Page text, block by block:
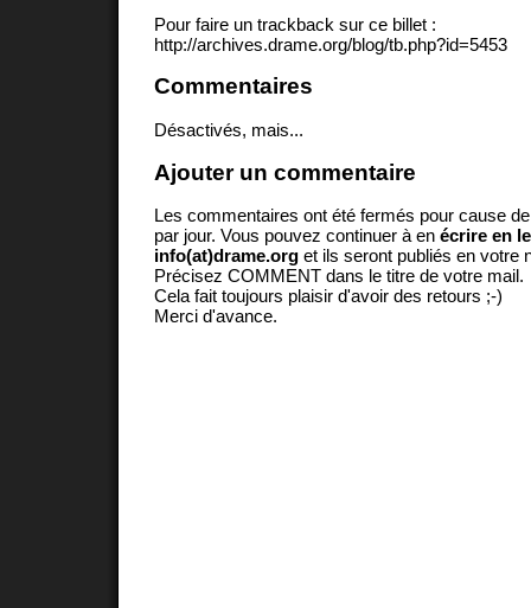
Pour faire un trackback sur ce billet :
http://archives.drame.org/blog/tb.php?id=5453
Commentaires
Désactivés, mais...
Ajouter un commentaire
Les commentaires ont été fermés pour cause
par jour. Vous pouvez continuer à en écrire en
info(at)drame.org et ils seront publiés en votre
Précisez COMMENT dans le titre de votre mail.
Cela fait toujours plaisir d'avoir des retours ;-)
Merci d'avance.